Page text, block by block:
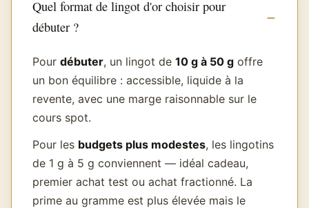
Quel format de lingot d'or choisir pour
débuter ?
Pour débuter, un lingot de 10 g à 50 goffre
un bon équilibre : accessible, liquide à la
revente, avec une marge raisonnable sur le
cours spot.
Pour les budgets plus modestes, les lingotins
de 1 g à 5 g conviennent — idéal cadeau,
premier achat test ou achat fractionné. La
prime au gramme est plus élevée mais le